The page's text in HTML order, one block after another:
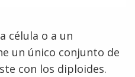
célula o a un
un único conjunto de
con los diploides.